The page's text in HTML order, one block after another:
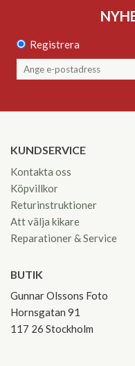
Registrera
KUNDSERVICE
Kontakta oss
Köpvillkor
Returinstruktioner
Att välja kikare
Reparationer & Service
BUTIK
Gunnar Olssons Foto
Hornsgatan 91
117 26 Stockholm